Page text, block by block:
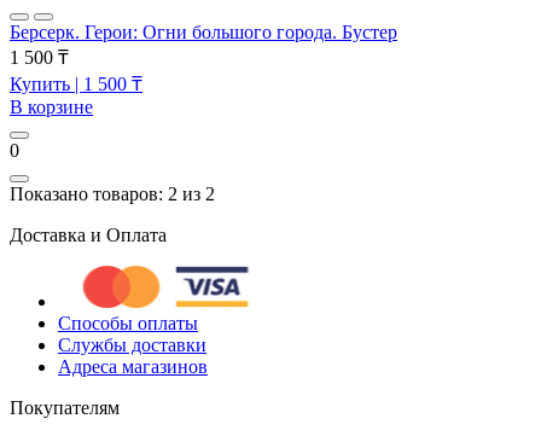
Берсерк. Герои: Огни большого города. Бустер
1 500 ₸
Купить | 1 500 ₸
В корзине
0
Показано товаров: 2 из 2
Доставка и Оплата
Способы оплаты
Службы доставки
Адреса магазинов
Покупателям